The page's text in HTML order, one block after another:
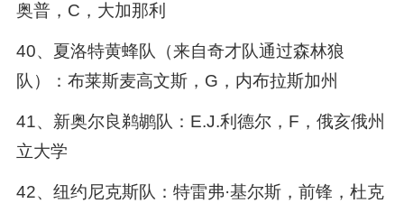
奥普，C，大加那利
40、夏洛特黄蜂队（来自奇才队通过森林狼
队）：布莱斯麦高文斯，G，内布拉斯加州
41、新奥尔良鹈鹕队：E.J.利德尔，F，俄亥俄州
立大学
42、纽约尼克斯队：特雷弗·基尔斯，前锋，杜克